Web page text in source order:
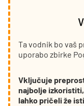
Ta vodnik bo vaš
uporabo zbirke
Vključuje
najbolje
lahko pričeli že